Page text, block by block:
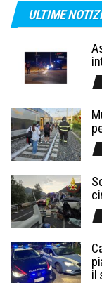
ULTIME
il